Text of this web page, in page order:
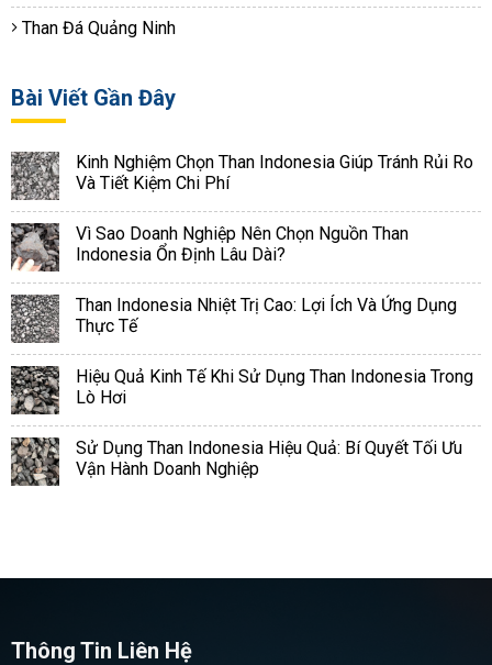
Than Đá Quảng Ninh
Bài Viết Gần Đây
Kinh Nghiệm Chọn Than Indonesia Giúp Tránh Rủi Ro
Và Tiết Kiệm Chi Phí
Vì Sao Doanh Nghiệp Nên Chọn Nguồn Than
Indonesia Ổn Định Lâu Dài?
Than Indonesia Nhiệt Trị Cao: Lợi Ích Và Ứng Dụng
Thực Tế
Hiệu Quả Kinh Tế Khi Sử Dụng Than Indonesia Trong
Lò Hơi
Sử Dụng Than Indonesia Hiệu Quả: Bí Quyết Tối Ưu
Vận Hành Doanh Nghiệp
Thông Tin Liên Hệ